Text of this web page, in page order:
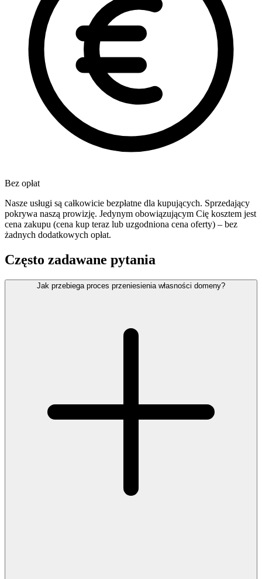
Bez opłat
Nasze usługi są całkowicie bezpłatne dla kupujących. Sprzedający
pokrywa naszą prowizję. Jedynym obowiązującym Cię kosztem jest
cena zakupu (cena kup teraz lub uzgodniona cena oferty) – bez
żadnych dodatkowych opłat.
Często zadawane pytania
Jak przebiega proces przeniesienia własności domeny?